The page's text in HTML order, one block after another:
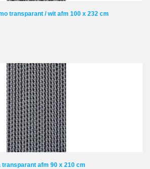
transparant / wit afm 100 x 232 cm
afm 90 x 210 cm